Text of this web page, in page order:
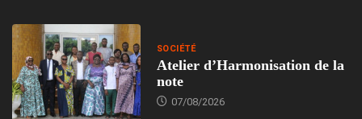
SOCIÉTÉ
Atelier d’Harmonisation de la
note
07/08/2026